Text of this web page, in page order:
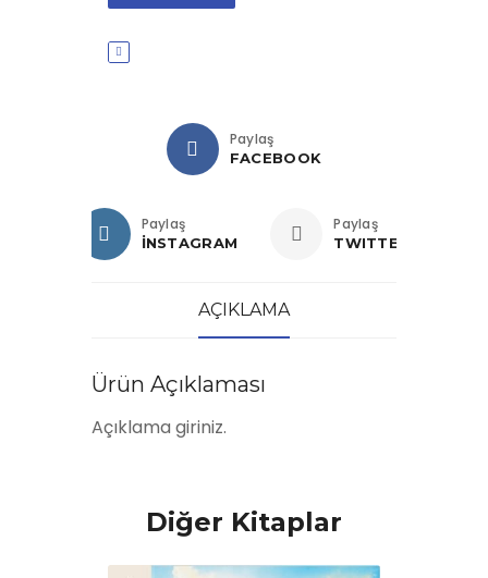
Paylaş
FACEBOOK
Paylaş
İNSTAGRAM
Paylaş
TWITTER
AÇIKLAMA
Ürün Açıklaması
Açıklama giriniz.
Diğer Kitaplar